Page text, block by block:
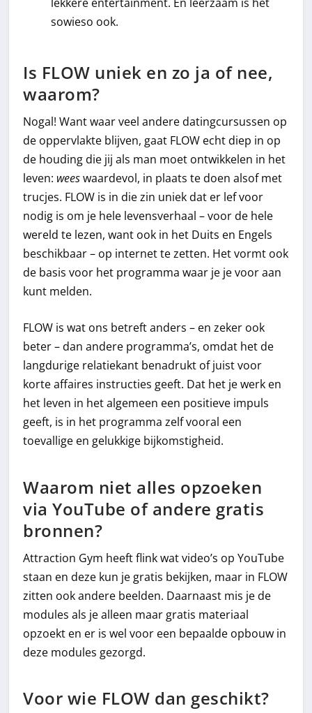
sowieso ook.
Is FLOW uniek en zo ja of nee,
waarom?
Nogal! Want waar veel andere datingcursussen op
de oppervlakte blijven, gaat FLOW echt diep in op
de houding die jij als man moet ontwikkelen in het
leven: weeswaardevol, in plaats te doen alsof met
trucjes. FLOW is in die zin uniek dat er lef voor
nodig is om je hele levensverhaal – voor de hele
wereld te lezen, want ook in het Duits en Engels
beschikbaar – op internet te zetten. Het vormt ook
de basis voor het programma waar je je voor aan
kunt melden.
FLOW is wat ons betreft anders – en zeker ook
beter – dan andere programma’s, omdat het de
langdurige relatiekant benadrukt of juist voor
korte affaires instructies geeft. Dat het je werk en
het leven in het algemeen een positieve impuls
geeft, is in het programma zelf vooral een
toevallige en gelukkige bijkomstigheid.
Waarom niet alles opzoeken
via YouTube of andere gratis
bronnen?
Attraction Gym heeft flink wat video’s op YouTube
staan en deze kun je gratis bekijken, maar in FLOW
zitten ook andere beelden. Daarnaast mis je de
modules als je alleen maar gratis materiaal
opzoekt en er is wel voor een bepaalde opbouw in
deze modules gezorgd.
Voor wie FLOW dan geschikt?